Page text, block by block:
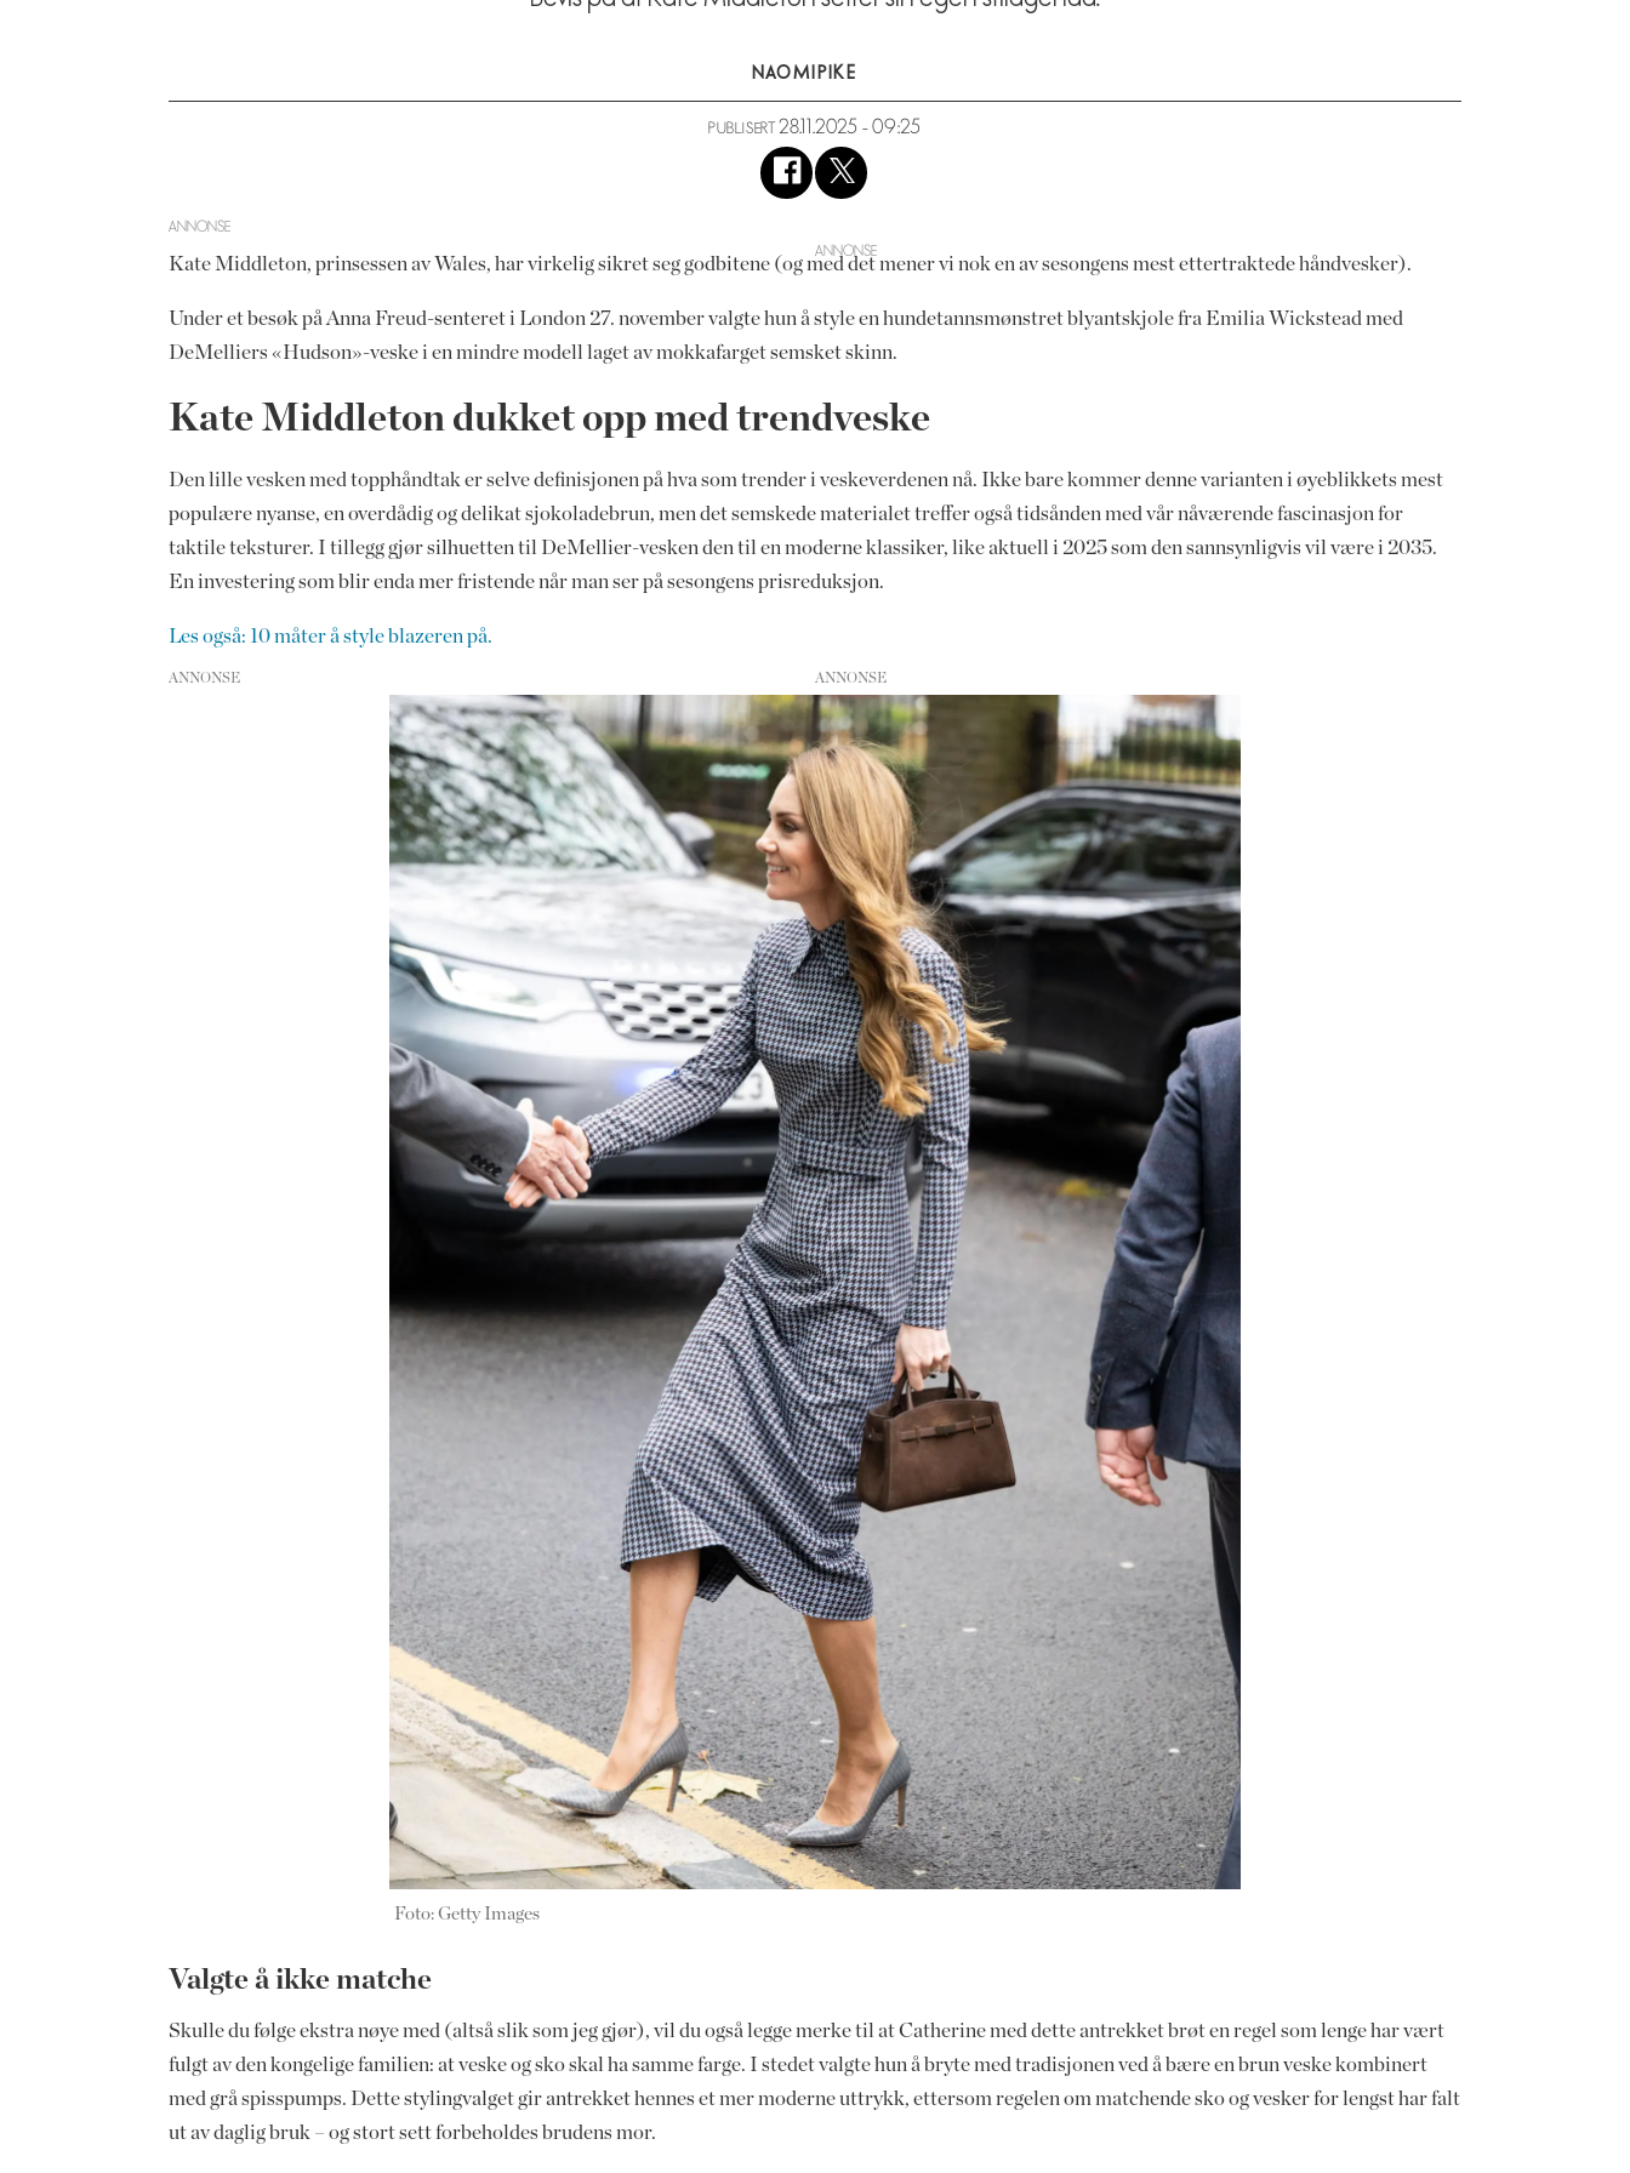
NAOMI PIKE
PUBLISERT 28.11.2025 - 09:25
ANNONSE
Kate Middleton, prinsessen av Wales, har virkelig sikret seg godbitene (og med det mener vi nok en av sesongens mest ettertraktede håndvesker).
Under et besøk på Anna Freud-senteret i London 27. november valgte hun å style en hundetannsmønstret blyantskjole fra Emilia Wickstead med
DeMelliers «Hudson»-veske i en mindre modell laget av mokkafarget semsket skinn.
Kate Middleton dukket opp med trendveske
Den lille vesken med topphåndtak er selve definisjonen på hva som trender i veskeverdenen nå. Ikke bare kommer denne varianten i øyeblikkets mest
populære nyanse, en overdådig og delikat sjokoladebrun, men det semskede materialet treffer også tidsånden med vår nåværende fascinasjon for
taktile teksturer. I tillegg gjør silhuetten til DeMellier-vesken den til en moderne klassiker, like aktuell i 2025 som den sannsynligvis vil være i 2035.
En investering som blir enda mer fristende når man ser på sesongens prisreduksjon.
Les også: 10 måter å style blazeren på.
ANNONSE
Foto: Getty Images
Valgte å ikke matche
Skulle du følge ekstra nøye med (altså slik som jeg gjør), vil du også legge merke til at Catherine med dette antrekket brøt en regel som lenge har vært
fulgt av den kongelige familien: at veske og sko skal ha samme farge. I stedet valgte hun å bryte med tradisjonen ved å bære en brun veske kombinert
med grå spisspumps. Dette stylingvalget gir antrekket hennes et mer moderne uttrykk, ettersom regelen om matchende sko og vesker for lengst har falt
ut av daglig bruk – og stort sett forbeholdes brudens mor.